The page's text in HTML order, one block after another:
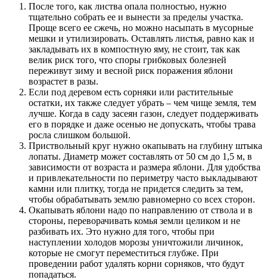
После того, как листва опала полностью, нужно
тщательно собрать ее и вынести за пределы участка.
Проще всего ее сжечь, но можно насыпать в мусорные
мешки и утилизировать. Оставлять листья, равно как и
закладывать их в компостную яму, не стоит, так как
велик риск того, что споры грибковых болезней
переживут зиму и весной риск поражения яблони
возрастет в разы.
Если под деревом есть сорняки или растительные
остатки, их также следует убрать – чем чище земля, тем
лучше. Когда в саду засеян газон, следует поддерживать
его в порядке и даже осенью не допускать, чтобы трава
росла слишком большой.
Приствольный круг нужно окапывать на глубину штыка
лопаты. Диаметр может составлять от 50 см до 1,5 м, в
зависимости от возраста и размера яблони. Для удобства
и привлекательности по периметру часто выкладывают
камни или плитку, тогда не придется следить за тем,
чтобы обрабатывать землю равномерно со всех сторон.
Окапывать яблони надо по направлению от ствола и в
стороны, переворачивать комья земли целиком и не
разбивать их. Это нужно для того, чтобы при
наступлении холодов морозы уничтожили личинок,
которые не смогут переместиться глубже. При
проведении работ удалять корни сорняков, что будут
попадаться.